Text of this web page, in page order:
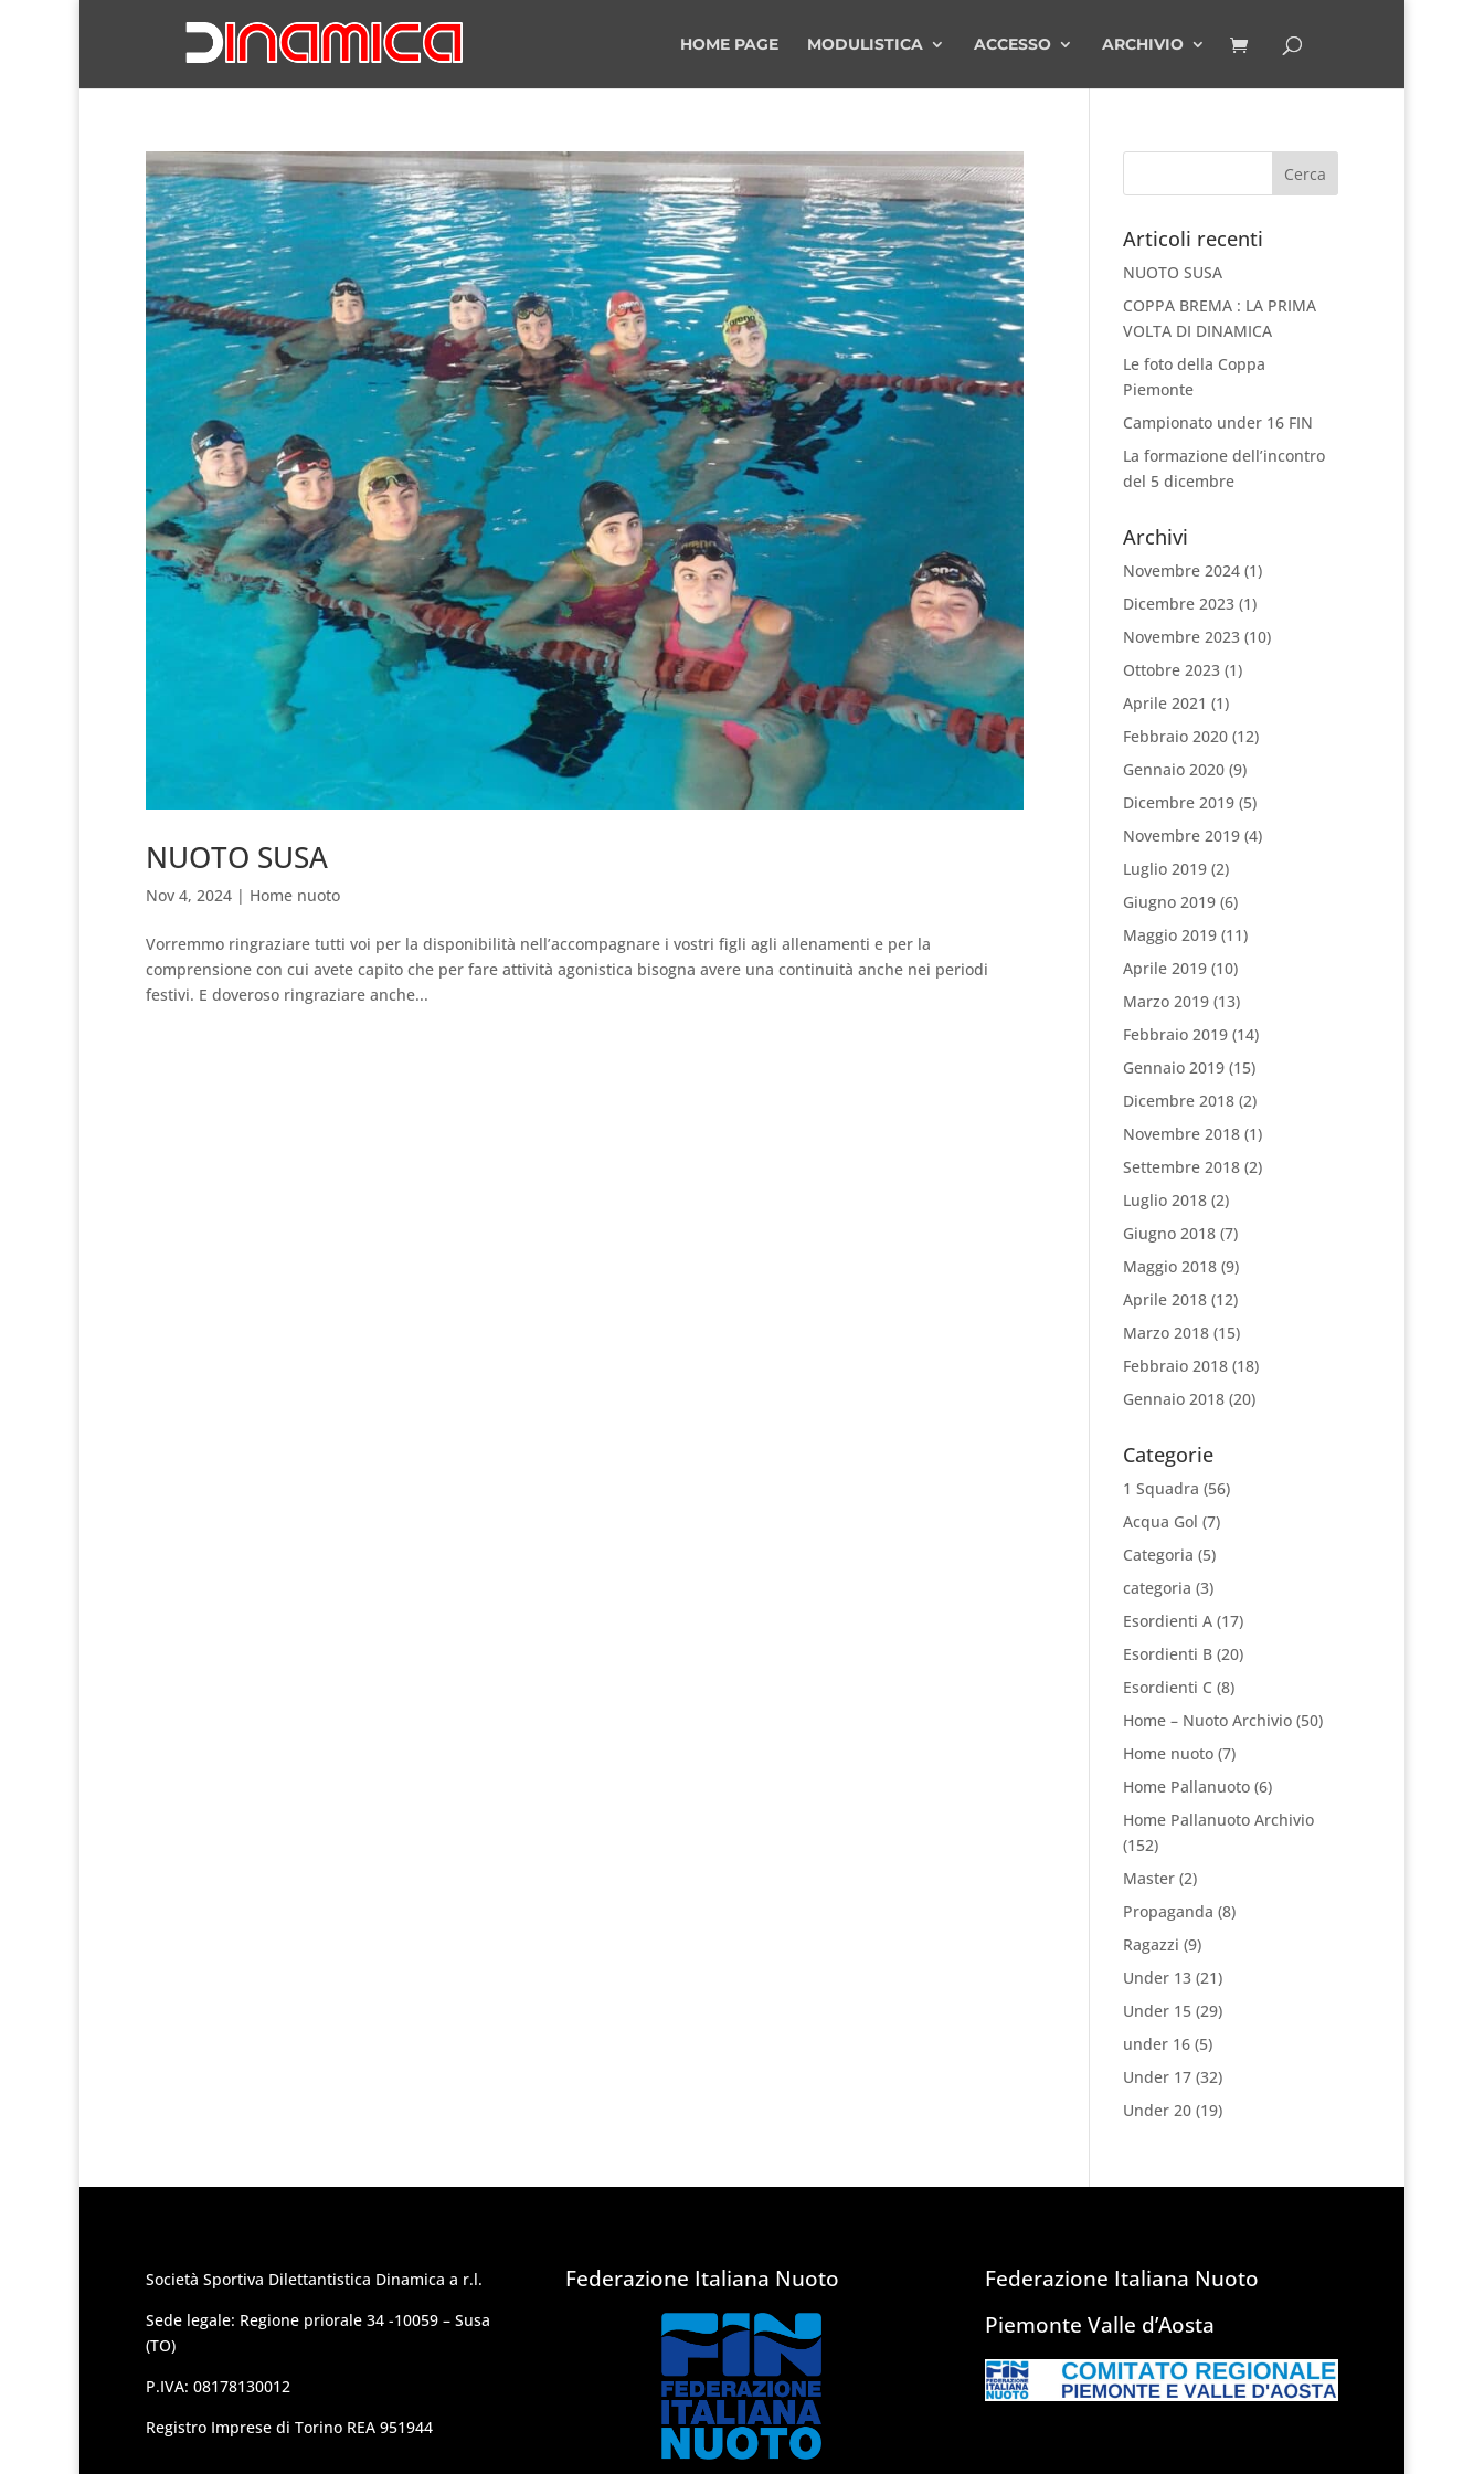
HOME PAGE MODULISTICA ACCESSO ARCHIVIO
NUOTO SUSA
Nov 4, 2024 | Home nuoto
Vorremmo ringraziare tutti voi per la disponibilità nell’accompagnare i vostri figli agli allenamenti e per la
comprensione con cui avete capito che per fare attività agonistica bisogna avere una continuità anche nei periodi
festivi. E doveroso ringraziare anche...
Articoli recenti
NUOTO SUSA
COPPA BREMA : LA PRIMA
VOLTA DI DINAMICA
Le foto della Coppa
Piemonte
Campionato under 16 FIN
La formazione dell’incontro
del 5 dicembre
Archivi
Novembre 2024(1)
Dicembre 2023(1)
Novembre 2023(10)
Ottobre 2023(1)
Aprile 2021 (1)
Febbraio 2020(12)
Gennaio 2020(9)
Dicembre 2019(5)
Novembre 2019(4)
Luglio 2019(2)
Giugno 2019(6)
Maggio 2019(11)
Aprile 2019(10)
Marzo 2019(13)
Febbraio 2019(14)
Gennaio 2019(15)
Dicembre 2018(2)
Novembre 2018(1)
Settembre 2018(2)
Luglio 2018(2)
Giugno 2018(7)
Maggio 2018(9)
Aprile 2018(12)
Marzo 2018(15)
Febbraio 2018(18)
Gennaio 2018(20)
Categorie
1 Squadra (56)
Acqua Gol (7)
Categoria (5)
categoria (3)
Esordienti A(17)
Esordienti B(20)
Esordienti C (8)
Home – Nuoto Archivio(50)
Home nuoto(7)
Home Pallanuoto(6)
Home Pallanuoto Archivio
(152)
Master(2)
Propaganda (8)
Ragazzi (9)
Under 13(21)
Under 15(29)
under 16(5)
Under 17(32)
Under 20(19)
Società Sportiva Dilettantistica Dinamica a r.l.
Sede legale: Regione priorale 34 -10059 – Susa
(TO)
P.IVA: 08178130012
Registro Imprese di Torino REA 951944
Federazione Italiana Nuoto
Federazione Italiana Nuoto
Piemonte Valle d’Aosta